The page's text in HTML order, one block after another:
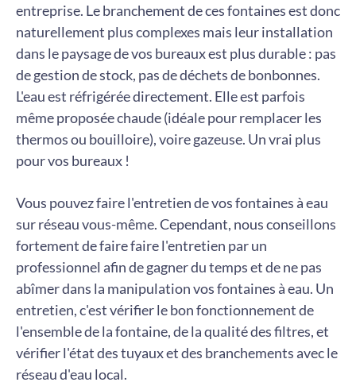
entreprise. Le branchement de ces fontaines est donc
naturellement plus complexes mais leur installation
dans le paysage de vos bureaux est plus durable : pas
de gestion de stock, pas de déchets de bonbonnes.
L'eau est réfrigérée directement. Elle est parfois
même proposée chaude (idéale pour remplacer les
thermos ou bouilloire), voire gazeuse. Un vrai plus
pour vos bureaux !
Vous pouvez faire l'entretien de vos fontaines à eau
sur réseau vous-même. Cependant, nous conseillons
fortement de faire faire l'entretien par un
professionnel afin de gagner du temps et de ne pas
abîmer dans la manipulation vos fontaines à eau. Un
entretien, c'est vérifier le bon fonctionnement de
l'ensemble de la fontaine, de la qualité des filtres, et
vérifier l'état des tuyaux et des branchements avec le
réseau d'eau local.